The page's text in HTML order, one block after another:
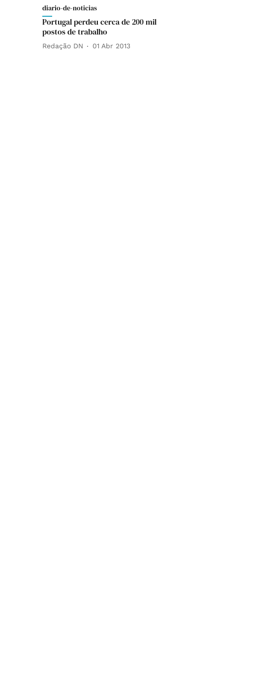
diario-de-noticias
Portugal perdeu cerca de 200 mil
postos de trabalho
Redação DN 01 Abr 2013